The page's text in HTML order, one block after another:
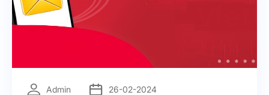
Admin 26-02-2024